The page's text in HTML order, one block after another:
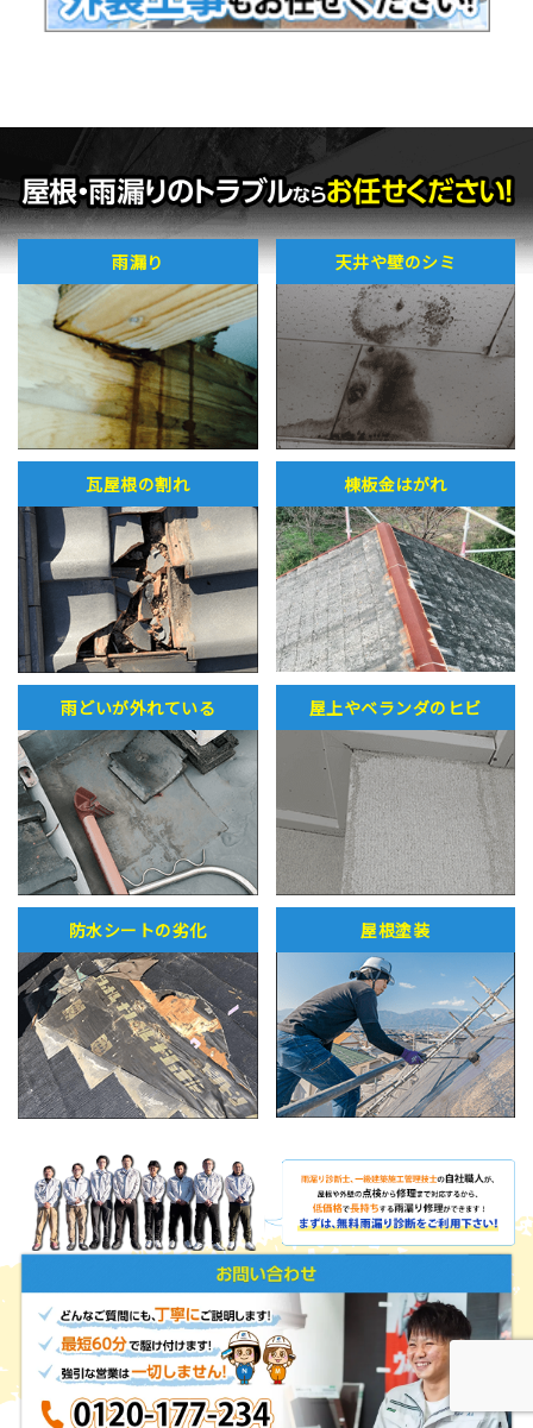
雨漏り 天井や壁のシミ
瓦屋根の割れ 棟板金はがれ
雨どいが外れている 屋上やベランダのヒビ
防水シートの劣化 屋根塗装